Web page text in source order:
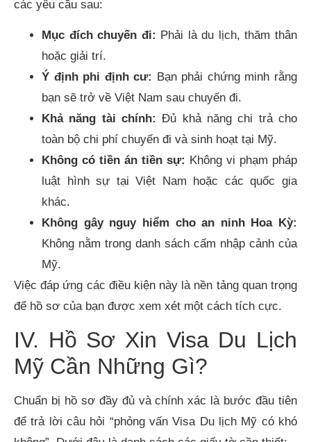
các yêu cầu sau:
Mục đích chuyến đi: Phải là du lịch, thăm thân
hoặc giải trí.
Ý định phi định cư: Bạn phải chứng minh rằng
bạn sẽ trở về Việt Nam sau chuyến đi.
Khả năng tài chính: Đủ khả năng chi trả cho
toàn bộ chi phí chuyến đi và sinh hoạt tại Mỹ.
Không có tiền án tiền sự: Không vi phạm pháp
luật hình sự tại Việt Nam hoặc các quốc gia
khác.
Không gây nguy hiểm cho an ninh Hoa Kỳ:
Không nằm trong danh sách cấm nhập cảnh của
Mỹ.
Việc đáp ứng các điều kiện này là nền tảng quan trọng
để hồ sơ của bạn được xem xét một cách tích cực.
IV. Hồ Sơ Xin Visa Du Lịch
Mỹ Cần Những Gì?
Chuẩn bị hồ sơ đầy đủ và chính xác là bước đầu tiên
để trả lời câu hỏi “phỏng vấn Visa Du lịch Mỹ có khó